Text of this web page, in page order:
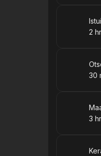
.
2
.
30
.
3